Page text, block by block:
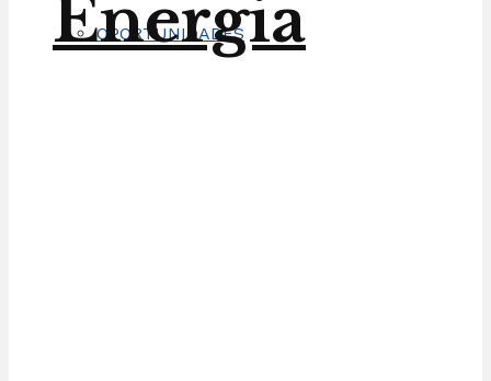
OPORTUNIDADES
Energia